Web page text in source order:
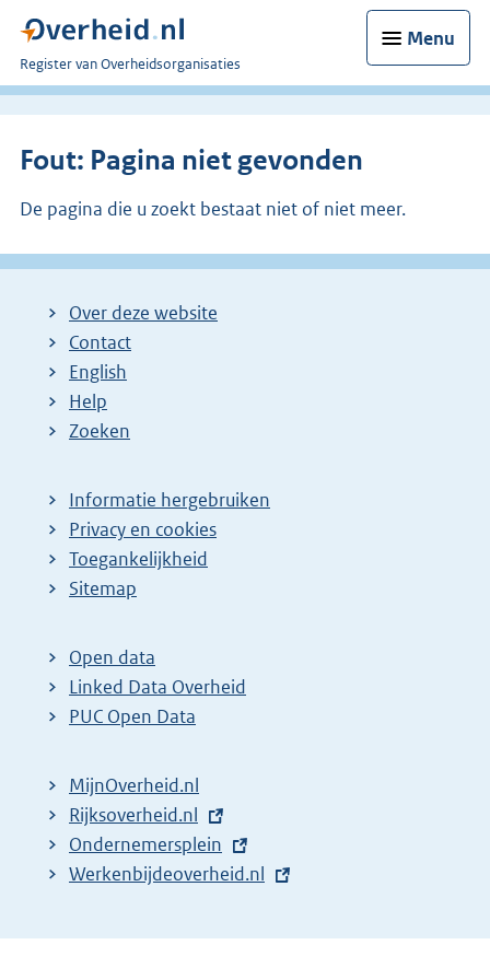
Menu
U
bent
Register van Overheidsorganisaties
Fout: Pagina niet gevonden
De pagina die u zoekt bestaat niet of niet meer.
Over deze website
Contact
English
Help
Zoeken
Informatie hergebruiken
Privacy en cookies
Toegankelijkheid
Sitemap
Open data
Linked Data Overheid
PUC Open Data
MijnOverheid.nl
E
x
t
r
Rijksoverheid.nl
E
x
e
Ondernemersplein
E
t
Werkenbijdeoverheid.nl